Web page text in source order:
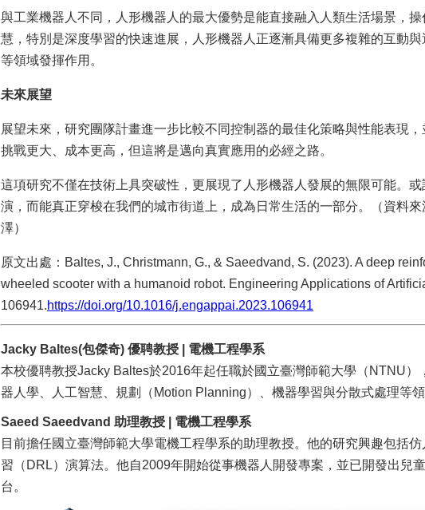
與工業機器人不同，人形機器人的最大優勢是能直接融入人類生活場景，
慧，特別是深度學習的快速進展，人形機器人正逐漸具備更多複雜的互動
等領域發揮作用。
未來展望
展望未來，研究團隊計畫進一步比較不同控制器的最佳化策略與性能表現
挑戰更大、成本更高，但這將是邁向真實應用的必經之路。
這項研究不僅在技術上具突破性，更展現了人形機器人發展的無限可能。
演，而能真正穿梭在我們的城市街道上，成為日常生活的一部分。（資料
澤）
原文出處：Baltes, J., Christmann, G., & Saeedvand, S. (2023). A deep
wheeled scooter with a humanoid robot. Engineering Applications of
106941.https://doi.org/10.1016/j.engappai.2023.106941
Jacky Baltes(包傑奇) 優聘教授 | 電機工程學系
本校優聘教授Jacky Baltes於2016年起任職於國立臺灣師範大學（NTNU
器人學、人工智慧、規劃（Motion Planning）、機器學習與分散式處理等領
Saeed Saeedvand 助理教授 | 電機工程學系
目前擔任國立臺灣師範大學電機工程學系的助理教授。他的研究興趣包括
習（DRL）演算法。他自2009年開始從事機器人開發專案，並已開發出兒
台。